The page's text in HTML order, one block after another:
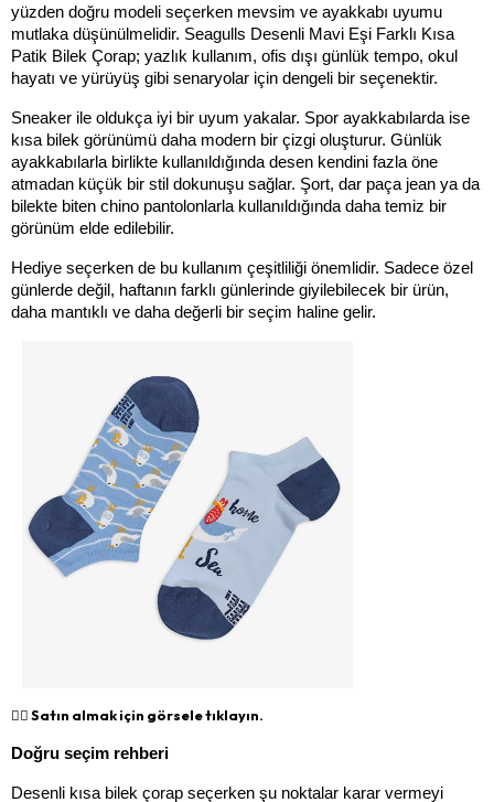
yüzden doğru modeli seçerken mevsim ve ayakkabı uyumu
mutlaka düşünülmelidir. Seagulls Desenli Mavi Eşi Farklı Kısa
Patik Bilek Çorap; yazlık kullanım, ofis dışı günlük tempo, okul
hayatı ve yürüyüş gibi senaryolar için dengeli bir seçenektir.
Sneaker ile oldukça iyi bir uyum yakalar. Spor ayakkabılarda ise
kısa bilek görünümü daha modern bir çizgi oluşturur. Günlük
ayakkabılarla birlikte kullanıldığında desen kendini fazla öne
atmadan küçük bir stil dokunuşu sağlar. Şort, dar paça jean ya da
bilekte biten chino pantolonlarla kullanıldığında daha temiz bir
görünüm elde edilebilir.
Hediye seçerken de bu kullanım çeşitliliği önemlidir. Sadece özel
günlerde değil, haftanın farklı günlerinde giyilebilecek bir ürün,
daha mantıklı ve daha değerli bir seçim haline gelir.
👉🏻 Satın almak için görsele tıklayın.
Doğru seçim rehberi
Desenli kısa bilek çorap seçerken şu noktalar karar vermeyi